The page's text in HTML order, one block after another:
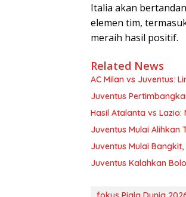
Italia akan
elemen tim,
meraih hasil positif.
Related News
AC Milan vs Juventus:
Juventus
Hasil Atalanta vs Lazio:
Juventus Mulai Alihkan
Juventus Mulai
Juventus Kalahkan